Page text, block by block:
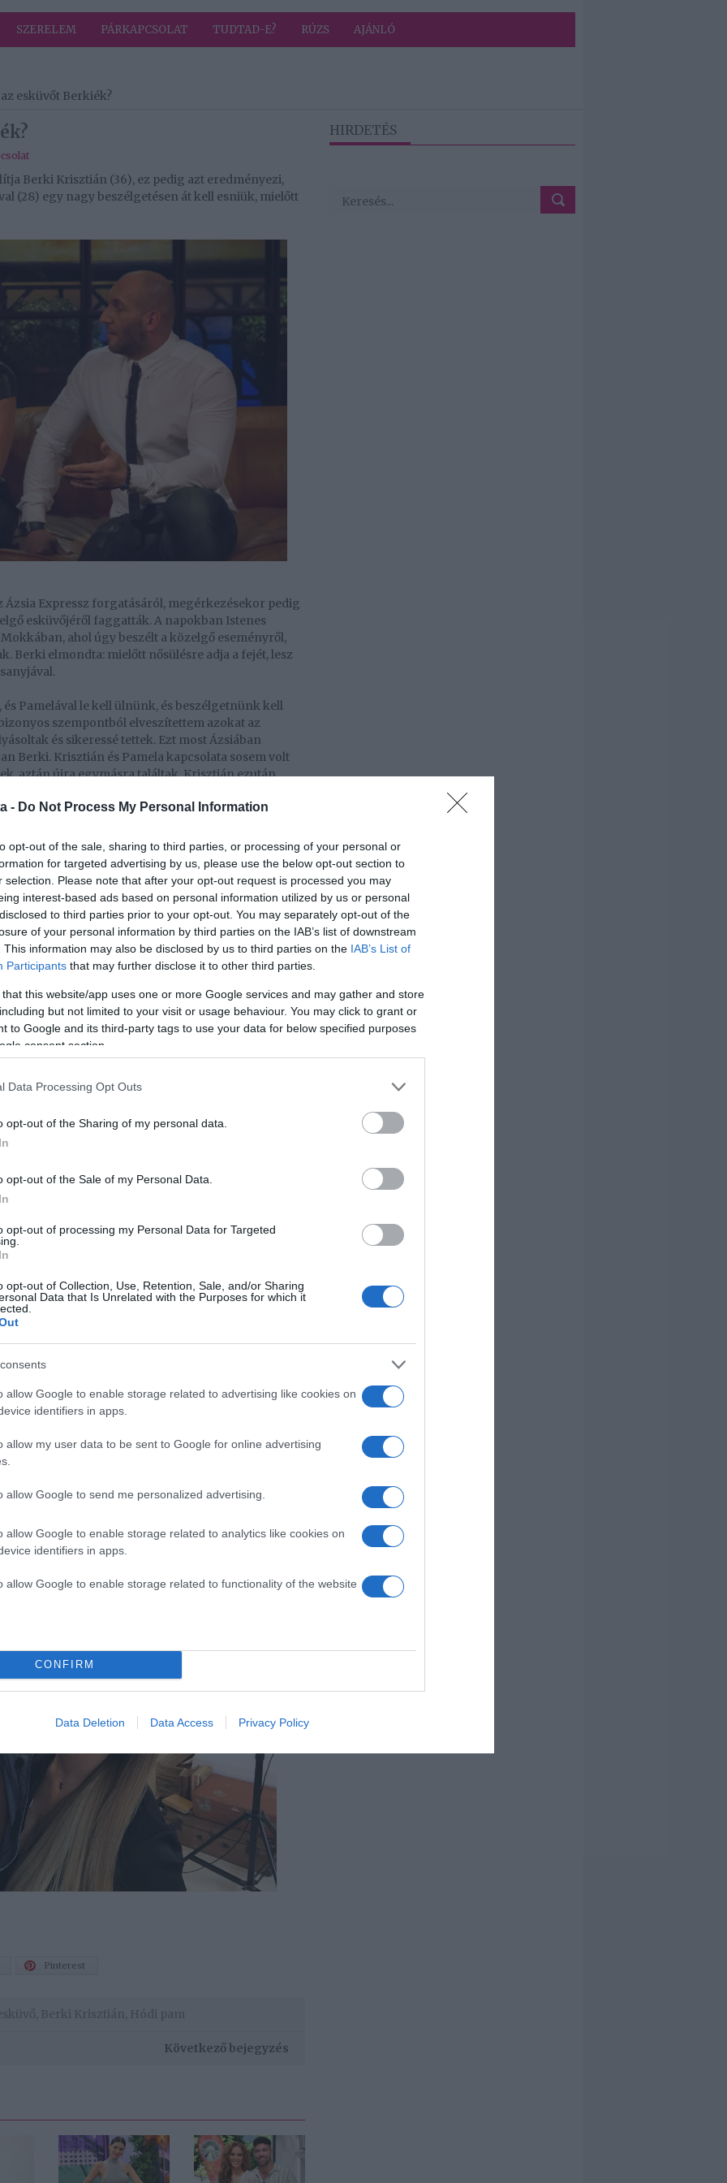
- Do Not Process My Personal Information
opt-out of the sale, sharing to third parties, or processing of your personal or
for targeted advertising by us, please use the below opt-out section to
selection. Please note that after your opt-out request is processed you may
interest-based ads based on personal information utilized by us or personal
to third parties prior to your opt-out. You may separately opt-out of the
of your personal information by third parties on the IAB’s list of downstream
This information may also be disclosed by us to third parties on the IAB’s List of
Participants that may further disclose it to other third parties.
that this website/app uses one or more Google services and may gather and store
but not limited to your visit or usage behaviour. You may click to grant or
to Google and its third-party tags to use your data for below specified purposes
consent section.
Data Processing Opt Outs
opt-out of the Sharing of my personal data.
opt-out of the Sale of my Personal Data.
opt-out of processing my Personal Data for Targeted
opt-out of Collection, Use, Retention, Sale, and/or Sharing
Data that Is Unrelated with the Purposes for which it
allow Google to enable storage related to advertising like cookies on
identifiers in apps.
allow my user data to be sent to Google for online advertising
allow Google to send me personalized advertising.
allow Google to enable storage related to analytics like cookies on
identifiers in apps.
allow Google to enable storage related to functionality of the website
CONFIRM
Data Deletion Data Access Privacy Policy
SZERELEM PÁRKAPCSOLAT TUDTAD-E? RÚZS AJÁNLÓ
esküvőt Berkiék?
Berki Krisztián (36), ez pedig azt eredményezi,
(28) egy nagy beszélgetésen át kell esniük, mielőtt
Ázsia Expressz forgatásáról, megérkezésekor pedig
esküvőjéről faggatták. A napokban Istenes
ahol úgy beszélt a közelgő eseményről,
Berki elmondta: ­mielőtt nősülésre adja a fejét, lesz
Pamelával le kell ülnünk, és beszélgetnünk kell
szempontból elveszítettem azokat az
és sikeressé tettek. Ezt most Ázsiában
Berki. Krisztián és Pamela kapcsolata sosem volt
aztán újra egymásra találtak. Krisztián ezután
lógott a levegőben, végül sikerült a dátumot
megtorpantak volna.
a reggeli műsorban arról, hogy magánélete
– felelte Szabó Dóri kérdésére, aki az esküvői
Hála istennek a gyerek ebből semmit nem vesz
csak azzal törődöm, hogy a lányom boldog
hangsúlyozta és hozzátette, nem került még sor a
és erős akar maradni. Végül a konkrét kérdés is
közel van az időpont, nagyon sok mindenről kell
– mondta Pamela sejtelmesen.
megbeszélni kapcsolatát, de hogy pontosan mit
2014-ben, az Édes élet kamerái előtt próbálta meg
azonban az oltár előtt nemet mondott.
váratlanul érte a ceremónia, párja ugyanis
Duna-parti étteremben.
Pinterest
Berki Krisztián Hódi pam
Következő bejegyzés
HIRDETÉS